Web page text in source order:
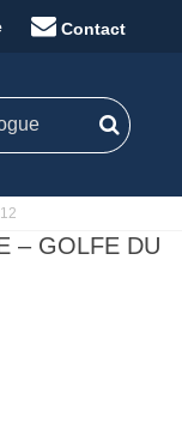
Contact
– GOLFE DU